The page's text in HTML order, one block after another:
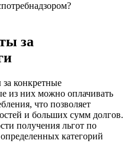
за
за конкретные
из них можно оплачивать
что позволяет
и больших сумм долгов.
получения льгот по
категорий